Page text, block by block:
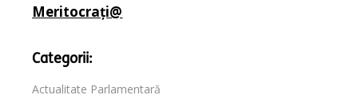
Meritocrați@
Categorii:
Actualitate Parlamentară